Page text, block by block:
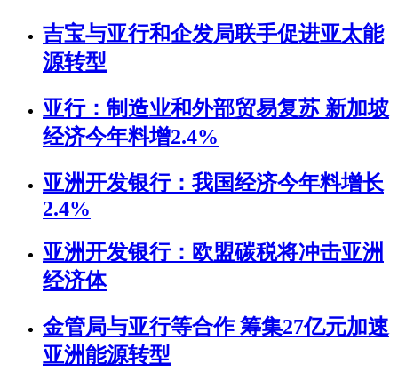
吉宝与亚行和企发局联手促进亚太能
源转型
亚行：制造业和外部贸易复苏 新加坡
经济今年料增2.4%
亚洲开发银行：我国经济今年料增长
2.4%
亚洲开发银行：欧盟碳税将冲击亚洲
经济体
金管局与亚行等合作 筹集27亿元加速
亚洲能源转型